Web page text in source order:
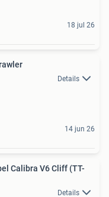
18 jul 26
Details
14 jun 26
Calibra V6 Cliff (TT-
Details